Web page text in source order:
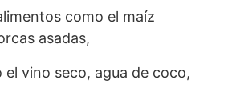
como el maíz
asadas,
el vino seco, agua de coco,